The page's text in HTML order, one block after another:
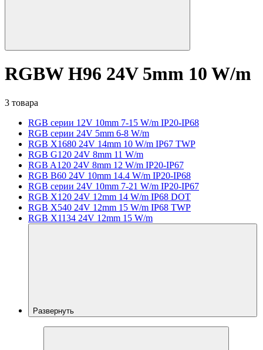
RGBW H96 24V 5mm 10 W/m
3 товара
RGB серии 12V 10mm 7-15 W/m IP20-IP68
RGB серии 24V 5mm 6-8 W/m
RGB X1680 24V 14mm 10 W/m IP67 TWP
RGB G120 24V 8mm 11 W/m
RGB A120 24V 8mm 12 W/m IP20-IP67
RGB B60 24V 10mm 14.4 W/m IP20-IP68
RGB серии 24V 10mm 7-21 W/m IP20-IP67
RGB X120 24V 12mm 14 W/m IP68 DOT
RGB X540 24V 12mm 15 W/m IP68 TWP
RGB X1134 24V 12mm 15 W/m
Развернуть